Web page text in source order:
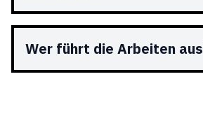
Wer führt die Arbeiten